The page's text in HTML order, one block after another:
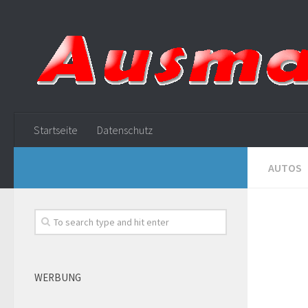
Startseite Datenschutz
AUTOS
WERBUNG